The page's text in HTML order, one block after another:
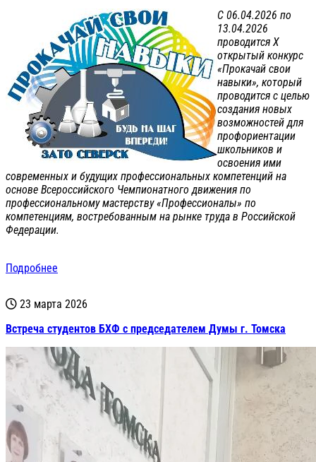
С 06.04.2026 по
13.04.2026
проводится X
открытый конкурс
«Прокачай свои
навыки», который
проводится с целью
создания новых
возможностей для
профориентации
школьников и
освоения ими
современных и будущих профессиональных компетенций на
основе Всероссийского Чемпионатного движения по
профессиональному мастерству «Профессионалы» по
компетенциям, востребованным на рынке труда в Российской
Федерации.
Подробнее
23 марта 2026
Встреча студентов БХФ с председателем Думы г. Томска